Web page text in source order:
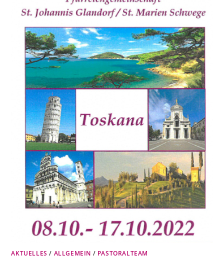
AKTUELLES / ALLGEMEIN / PASTORALTEAM